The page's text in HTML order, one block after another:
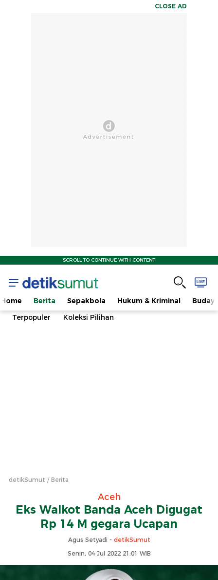
CLOSE AD
SCROLL TO CONTINUE WITH CONTENT
Home Berita Sepakbola Hukum & Kriminal
Terpopuler
Koleksi Pilihan
detikSumut Berita
Aceh
Eks Walkot Banda Aceh Digugat
Rp 14 M gegara Ucapan
Agus Setyadi - detikSumut
Senin, 04 Jul 2022 21:01 WIB